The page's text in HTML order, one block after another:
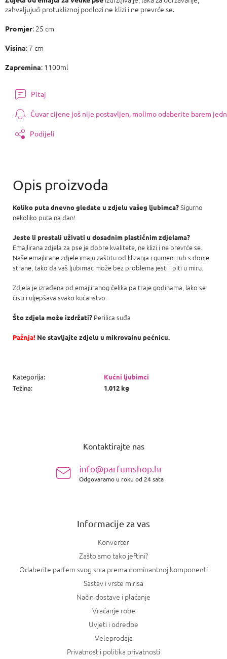
zahvaljujući protukliznoj podlozi ne klizi i ne prevrće se.
Promjer: 25 cm
Visina: 7 cm
Zapremina: 1100ml
Pitaj
Čuvar cijene još nije postavljen, molimo odaberite barem
Podijeli
Koliko puta dnevno gledate u zdjelu vašeg ljubimca?Sigurno
nekoliko puta na dan!
Jeste li prestali uživati ​​u dosadnim plastičnim zdjelama?
Emajlirana zdjela za pse je dobre kvalitete, ne klizi i ne prevrće se.
Naše emajlirane zdjele imaju zaštitu od klizanja i gumeni rub s donje
strane, tako da vaš ljubimac može bez problema jesti i piti u miru.
Zdjela je izrađena od emajliranog čelika pa traje godinama, lako se
čisti i uljepšava svako kućanstvo.
Što zdjela može izdržati? Perilica suđa
Pažnja! Ne stavljajte zdjelu u mikrovalnu pećnicu.
Kategorija:
Kućni ljubimci
Težina: 1.012 kg
Kontaktirajte nas
info@parfumshop.hr
Odgovaramo u roku od 24 sata
Informacije za vas
Konverter
Zašto smo tako jeftini?
Odaberite parfem svog srca prema dominantnoj komponenti
Sastav i vrste mirisa
Način dostave i plaćanje
Vraćanje robe
Uvjeti i odredbe
Veleprodaja
Privatnost i politika privatnosti